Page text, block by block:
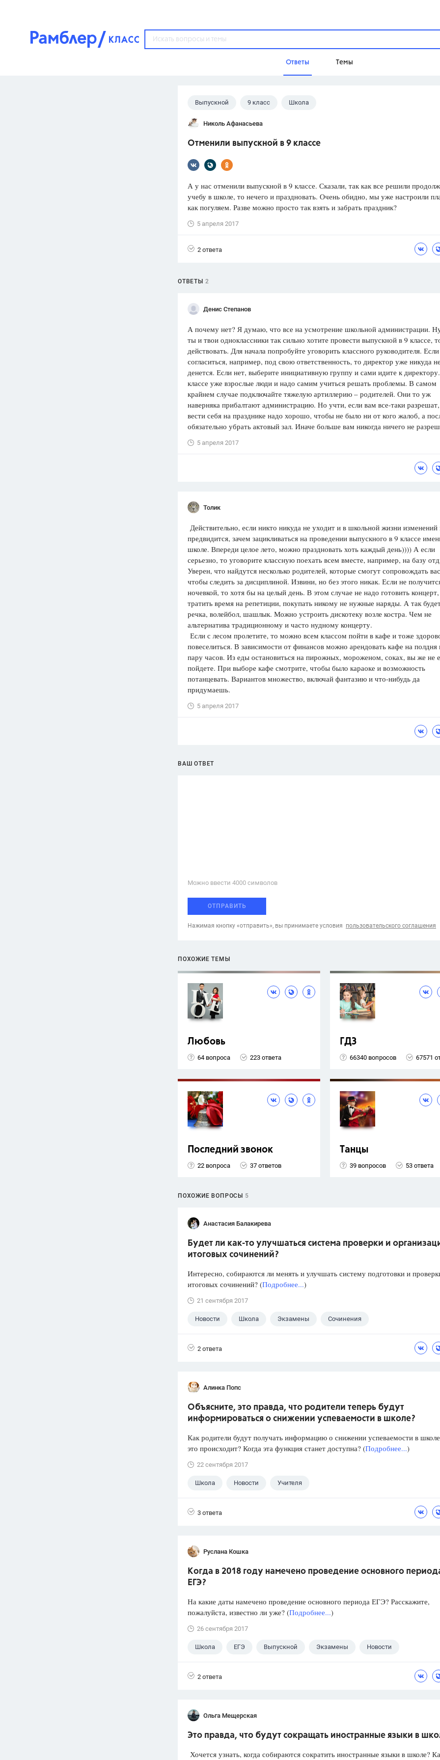
Ответы Темы
Популярные темы
3273 ответа
3460 ответов
ФИПИ
1752 ответа
ответов
Учебники
Разумовская М.М., Габриелян
Выпускной 9 класс Школа
Николь Афанасьева
Отменили выпускной в 9 классе
А у нас отменили выпускной в 9 классе. Сказали, так как все решили
учебу в школе, то нечего и праздновать. Очень обидно, мы уже настроили
как погуляем. Разве можно просто так взять и забрать праздник?
5 апреля 2017
2 ответа
ОТВЕТЫ 2
Денис Степанов
А почему нет? Я думаю, что все на усмотрение школьной администрации.
ты и твои одноклассники так сильно хотите провести выпускной в 9 классе,
действовать. Для начала попробуйте уговорить классного руководителя.
согласиться, например, под свою ответственность, то директор уже никуда
денется. Если нет, выберите инициативную группу и сами идите к
классе уже взрослые люди и надо самим учиться решать проблемы. В самом
крайнем случае подключайте тяжелую артиллерию – родителей. Они то уж
наверняка прибалтают администрацию. Но учти, если вам все-таки
вести себя на празднике надо хорошо, чтобы не было ни от кого жалоб, а
обязательно убрать актовый зал. Иначе больше вам никогда ничего не
5 апреля 2017
Толик
Действительно, если никто никуда не уходит и в школьной жизни изменений
предвидится, зачем зацикливаться на проведении выпускного в 9 классе
школе. Впереди целое лето, можно праздновать хоть каждый день)))) А если
серьезно, то уговорите классную поехать всем вместе, например, на базу
Уверен, что найдутся несколько родителей, которые смогут сопровождать
чтобы следить за дисциплиной. Извини, но без этого никак. Если не
ночевкой, то хотя бы на целый день. В этом случае не надо готовить концерт,
тратить время на репетиции, покупать никому не нужные наряды. А так
речка, волейбол, шашлык. Можно устроить дискотеку возле костра. Чем не
альтернатива традиционному и часто нудному концерту.
Если с лесом пролетите, то можно всем классом пойти в кафе и тоже
повеселиться. В зависимости от финансов можно арендовать кафе на полдня
пару часов. Из еды остановиться на пирожных, мороженом, соках, вы же не
пойдете. При выборе кафе смотрите, чтобы было караоке и возможность
потанцевать. Вариантов множество, включай фантазию и что-нибудь да
придумаешь.
5 апреля 2017
ВАШ ОТВЕТ
Можно ввести 4000 cимволов
ОТПРАВИТЬ
Нажимая кнопку «отправить», вы принимаете условия пользовательского соглашения
ПОХОЖИЕ ТЕМЫ
Любовь
64 вопроса 223 ответа
ГДЗ
66340 вопросов 67571
Последний звонок
22 вопроса 37 ответов
Танцы
39 вопросов 53 ответа
ПОХОЖИЕ ВОПРОСЫ 5
Анастасия Балакирева
Будет ли как-то улучшаться система проверки и
итоговых сочинений?
Интересно, собираются ли менять и улучшать систему подготовки и
итоговых сочинений? (Подробнее...)
21 сентября 2017
Новости Школа Экзамены Сочинения
2 ответа
Алинка Попс
Объясните, это правда, что родители теперь будут
информироваться о снижении успеваемости в школе?
Как родители будут получать информацию о снижении успеваемости в
это происходит? Когда эта функция станет доступна? (Подробнее...)
22 сентября 2017
Школа Новости Учителя
3 ответа
Руслана Кошка
Когда в 2018 году намечено проведение основного
ЕГЭ?
На какие даты намечено проведение основного периода ЕГЭ? Расскажите,
пожалуйста, известно ли уже? (Подробнее...)
26 сентября 2017
Школа ЕГЭ Выпускной Экзамены Новости
2 ответа
Ольга Мещерская
Это правда, что будут сокращать иностранные языки в
Хочется узнать, когда собираются сократить иностранные языки в школе?